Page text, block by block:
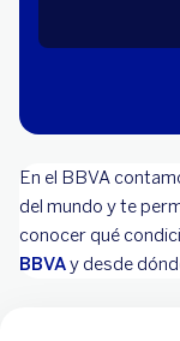
En el BBVA
del mundo y te
conocer qué
BBVAy desde